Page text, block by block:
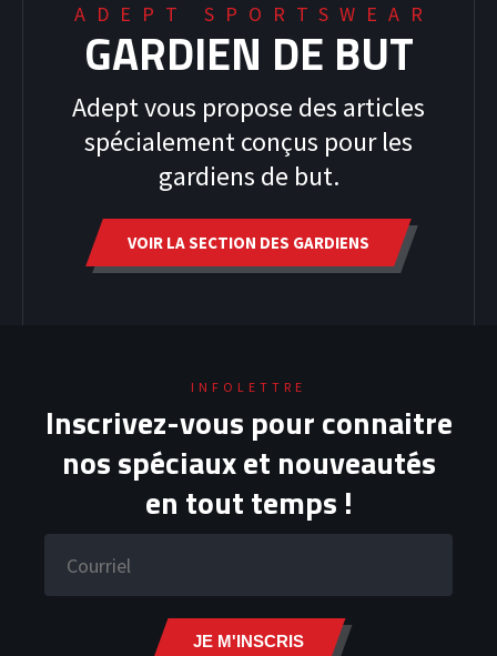
HOODIES
ADEPT SPORTSWEAR
GARDIEN DE BUT
Adept vous propose des articles
spécialement conçus pour les
gardiens de but.
VOIR LA SECTION DES GARDIENS
INFOLETTRE
Inscrivez-vous pour connaitre
nos spéciaux et nouveautés
en tout temps !
JE M'INSCRIS